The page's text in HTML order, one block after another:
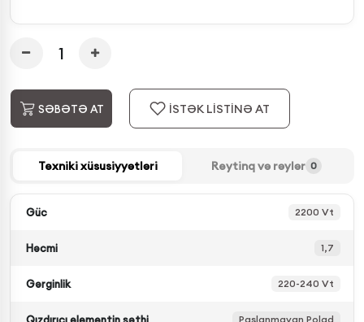
SƏBƏTƏ AT İSTƏK LİSTİNƏ AT
Texniki xüsusiyyətləri Reytinq və rəylər 0
Güc 2200 Vt
Həcmi 1,7
Gərginlik 220-240 Vt
Qızdırıcı elementin səthi Paslanmayan Polad